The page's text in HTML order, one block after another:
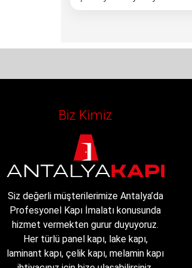
Biz Kimiz
Siz değerli müşterilerimize Antalya’da
Profesyonel Kapı İmalatı konusunda
hizmet vermekten gurur duyuyoruz.
Her türlü panel kapı, lake kapı,
laminant kapı, çelik kapı, melamin kapı